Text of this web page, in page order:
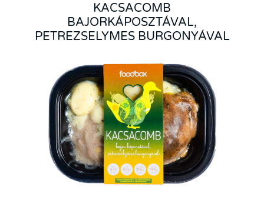
KACSACOMB
BAJORKÁPOSZTÁVAL,
PETREZSELYMES BURGONYÁVAL